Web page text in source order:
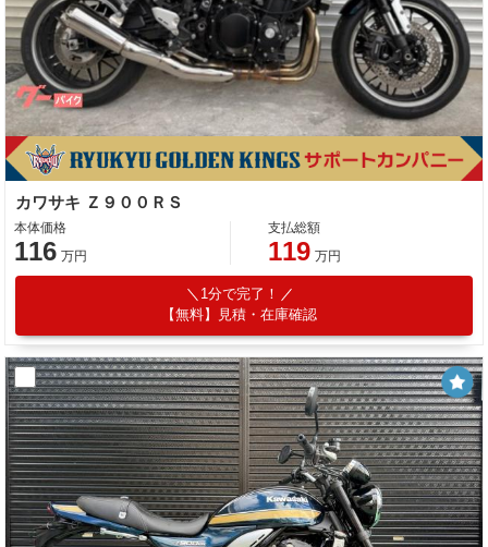
カワサキ Ｚ９００ＲＳ
本体価格
116 万円
支払総額
119 万円
1分で完了！
【無料】見積・在庫確認